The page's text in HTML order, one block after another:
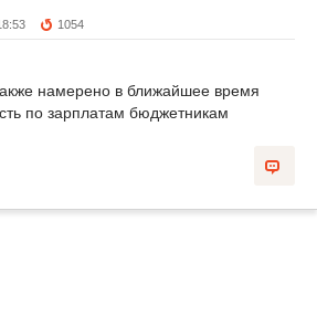
1054
намерено в ближайшее время
по зарплатам бюджетникам